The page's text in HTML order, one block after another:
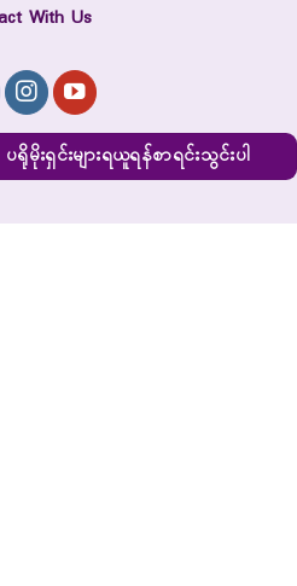
With Us
ပရိုမိုးရှင်းများရယူရန်စာရင်းသွင်းပါ